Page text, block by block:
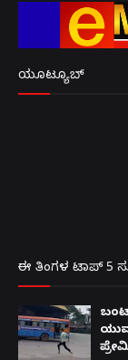
ಯೂಟ್ಯೂಬ್
ಈ ತಿಂಗಳ ಟಾಪ್ 5